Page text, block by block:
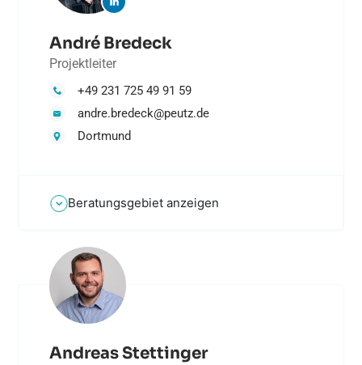
André Bredeck
Projektleiter
+49 231 725 49 91 59
andre.bredeck@peutz.de
Dortmund
Beratungsgebiet anzeigen
Andreas Stettinger